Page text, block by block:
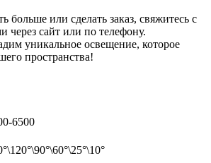
больше или сделать заказ, свяжитесь с
сайт или по телефону.
уникальное освещение, которое
пространства!
6500